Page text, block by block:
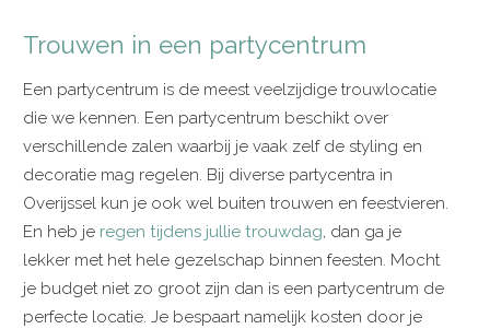
Trouwen in een partycentrum
Een partycentrum is de meest veelzijdige trouwlocatie
die we kennen. Een partycentrum beschikt over
verschillende zalen waarbij je vaak zelf de styling en
decoratie mag regelen. Bij diverse partycentra in
Overijssel kun je ook wel buiten trouwen en feestvieren.
En heb je regen tijdens jullie trouwdag, dan ga je
lekker met het hele gezelschap binnen feesten. Mocht
je budget niet zo groot zijn dan is een partycentrum de
perfecte locatie. Je bespaart namelijk kosten door je